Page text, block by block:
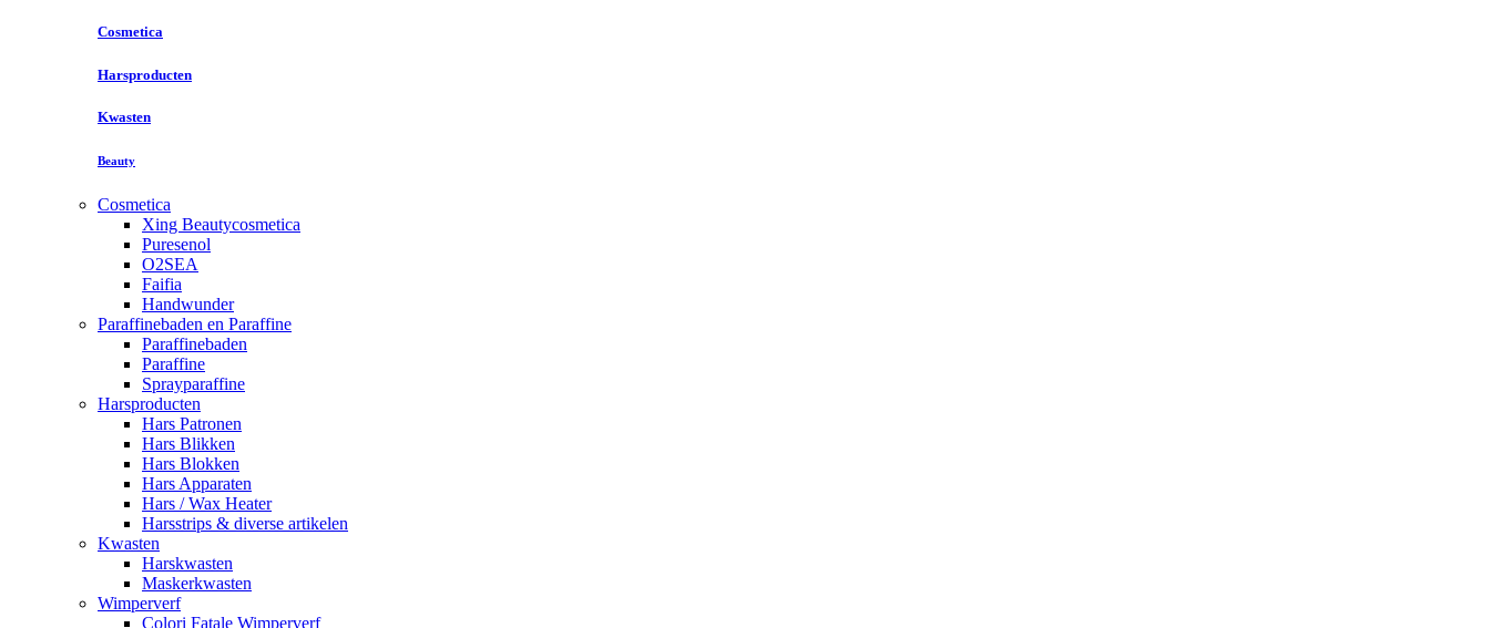
Cosmetica
Harsproducten
Kwasten
Beauty
Cosmetica
Xing Beautycosmetica
Puresenol
O2SEA
Faifia
Handwunder
Paraffinebaden en Paraffine
Paraffinebaden
Paraffine
Sprayparaffine
Harsproducten
Hars Patronen
Hars Blikken
Hars Blokken
Hars Apparaten
Hars / Wax Heater
Harsstrips & diverse artikelen
Kwasten
Harskwasten
Maskerkwasten
Wimperverf
Colori Fatale Wimperverf